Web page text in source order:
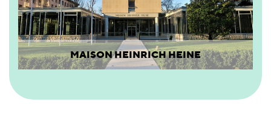
MAISON HEINRICH HEINE